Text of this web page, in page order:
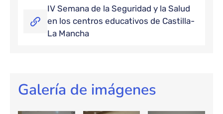
IV Semana de la Seguridad y la Salud
en los centros educativos de Castilla-
La Mancha
Galería de imágenes